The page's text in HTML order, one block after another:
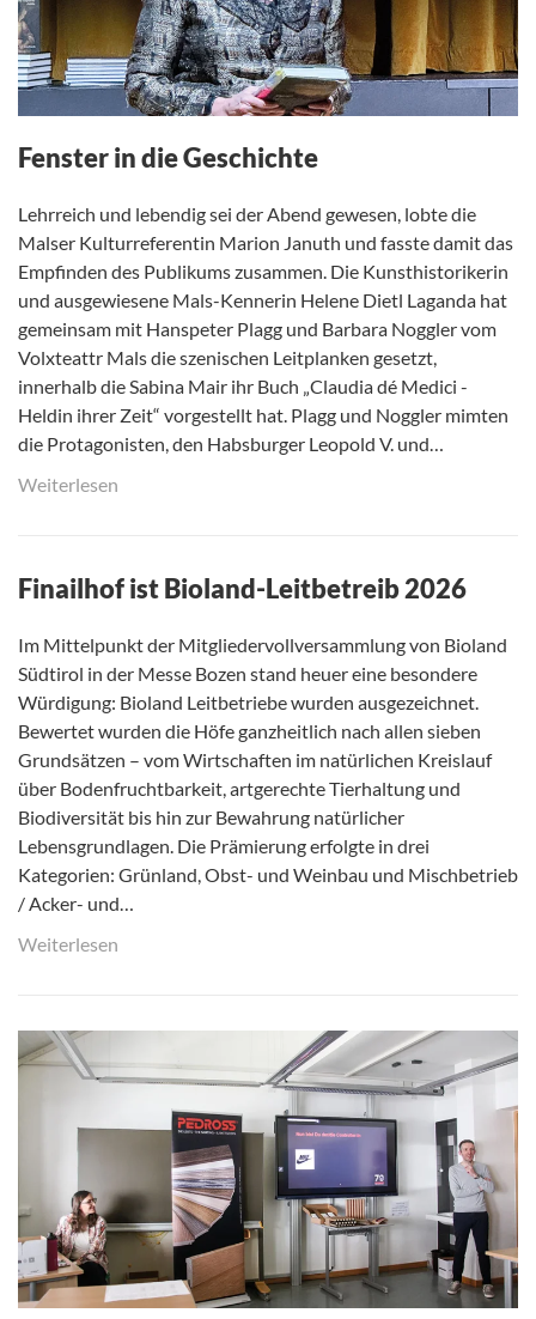
Fenster in die Geschichte
Lehrreich und lebendig sei der Abend gewesen, lobte die
Malser Kulturreferentin Marion Januth und fasste damit das
Empfinden des Publikums zusammen. Die Kunsthistorikerin
und ausgewiesene Mals-Kennerin Helene Dietl Laganda hat
gemeinsam mit Hanspeter Plagg und Barbara Noggler vom
Volxteattr Mals die szenischen Leitplanken gesetzt,
innerhalb die Sabina Mair ihr Buch „Claudia dé Medici -
Heldin ihrer Zeit“ vorgestellt hat. Plagg und Noggler mimten
die Protagonisten, den Habsburger Leopold V. und…
Weiterlesen
Finailhof ist Bioland-Leitbetreib 2026
Im Mittelpunkt der Mitgliedervollversammlung von Bioland
Südtirol in der Messe Bozen stand heuer eine besondere
Würdigung: Bioland Leitbetriebe wurden ausgezeichnet.
Bewertet wurden die Höfe ganzheitlich nach allen sieben
Grundsätzen – vom Wirtschaften im natürlichen Kreislauf
über Bodenfruchtbarkeit, artgerechte Tierhaltung und
Biodiversität bis hin zur Bewahrung natürlicher
Lebensgrundlagen. Die Prämierung erfolgte in drei
Kategorien: Grünland, Obst- und Weinbau und Mischbetrieb
/ Acker- und…
Weiterlesen